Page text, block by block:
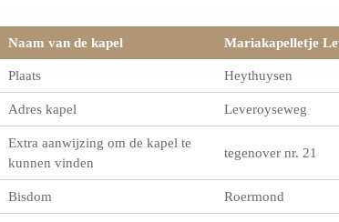
Naam van de kapel Mariakapelletje
Plaats Heythuysen
Adres kapel Leveroyseweg
Extra aanwijzing om de kapel te
kunnen vinden
tegenover nr. 21
Bisdom Roermond